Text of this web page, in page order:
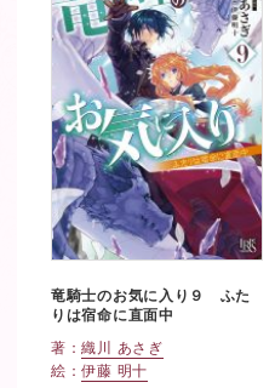
竜騎士のお気に入り９ ふた
りは宿命に直面中
著：織川 あさぎ
絵：伊藤 明十